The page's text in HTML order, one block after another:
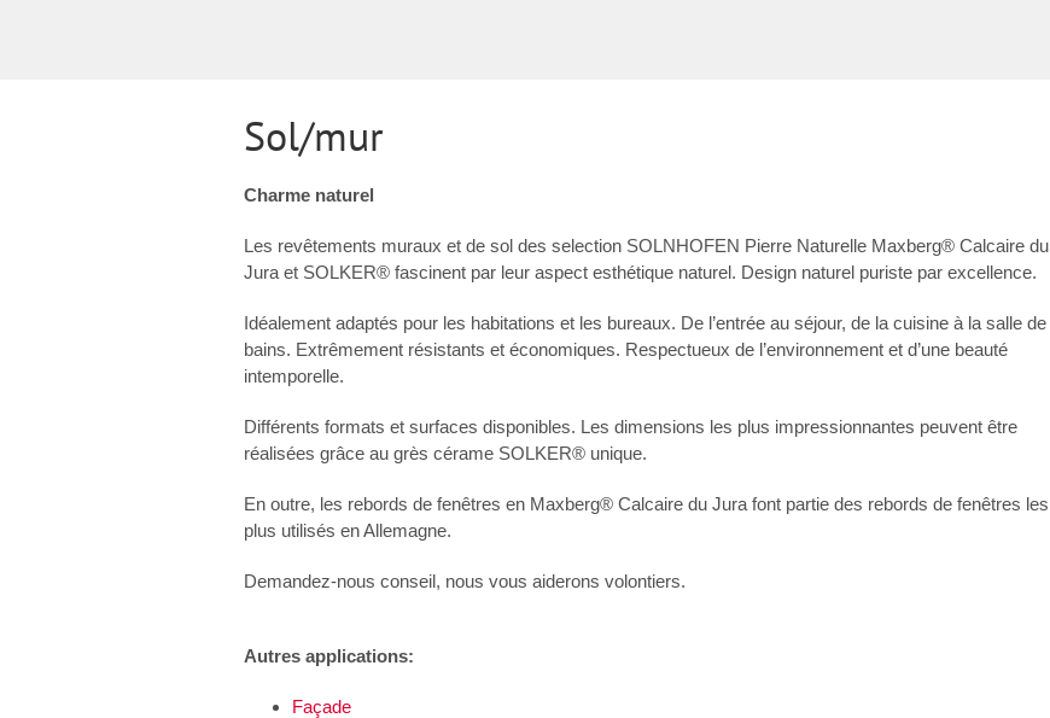
Sol/mur
Charme naturel
Les revêtements muraux et de sol des selection SOLNHOFEN Pierre Naturelle Maxberg® Calcaire du
Jura et SOLKER® fascinent par leur aspect esthétique naturel. Design naturel puriste par excellence.
Idéalement adaptés pour les habitations et les bureaux. De l’entrée au séjour, de la cuisine à la salle de
bains. Extrêmement résistants et économiques. Respectueux de l’environnement et d’une beauté
intemporelle.
Différents formats et surfaces disponibles. Les dimensions les plus impressionnantes peuvent être
réalisées grâce au grès cérame SOLKER® unique.
En outre, les rebords de fenêtres en Maxberg® Calcaire du Jura font partie des rebords de fenêtres les
plus utilisés en Allemagne.
Demandez-nous conseil, nous vous aiderons volontiers.
Autres applications:
Façade